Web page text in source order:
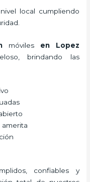
local cumpliendo
móviles
en Lopez
brindando las
confiables y